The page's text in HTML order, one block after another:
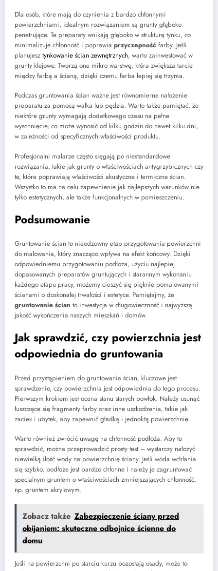
Dla osób, które mają do czynienia z bardzo chłonnymi
powierzchniami, idealnym rozwiązaniem są grunty głęboko
penetrujące. Te preparaty wnikają głęboko w strukturę tynku, co
minimalizuje chłonność i poprawia przyczepność farby. Jeśli
planujesz tynkowanie ścian zewnętrznych, warto zainwestować w
grunty klejowe. Tworzą one mikro warstwę, która zwiększa tarcie
między farbą a ścianą, dzięki czemu farba lepiej się trzyma.
Podczas gruntowania ścian ważne jest równomierne nałożenie
preparatu za pomocą wałka lub pędzla. Warto także pamiętać, że
niektóre grunty wymagają dodatkowego czasu na pełne
wyschnięcie, co może wynosić od kilku godzin do nawet kilku dni,
w zależności od specyficznych właściwości produktu.
Profesjonalni malarze często sięgają po niestandardowe
rozwiązania, takie jak grunty o właściwościach antygrzybicznych czy
te, które poprawiają właściwości akustyczne i termiczne ścian.
Wszystko to ma na celu zapewnienie jak najlepszych warunków nie
tylko estetycznych, ale także funkcjonalnych w pomieszczeniu.
Podsumowanie
Gruntowanie ścian to nieodzowny etap przygotowania powierzchni
do malowania, który znacząco wpływa na efekt końcowy. Dzięki
odpowiedniemu przygotowaniu podłoża, użyciu najlepiej
dopasowanych preparatów gruntujących i starannym wykonaniu
każdego etapu pracy, możemy cieszyć się pięknie pomalowanymi
ścianami o doskonałej trwałości i estetyce. Pamiętajmy, że
gruntowanie ścian to inwestycja w długowieczność i najwyższą
jakość wykończenia naszych mieszkań i domów.
Jak sprawdzić, czy powierzchnia jest
odpowiednia do gruntowania
Przed przystąpieniem do gruntowania ścian, kluczowe jest
sprawdzenie, czy powierzchnia jest odpowiednia do tego procesu.
Pierwszym krokiem jest ocena stanu starych powłok. Należy usunąć
łuszczące się fragmenty farby oraz inne uszkodzenia, takie jak
zaciek i ubytek, aby zapewnić gładką i jednolitą powierzchnię.
Warto również zwrócić uwagę na chłonność podłoża. Aby to
sprawdzić, można przeprowadzić prosty test – wystarczy nałożyć
niewielką ilość wody na powierzchnię ściany. Jeśli woda wchłania
się szybko, podłoże jest bardzo chłonne i należy je zagruntować
specjalnym gruntem o właściwościach zmniejszających chłonność,
np. gruntem akrylowym.
Zobacz także Zabezpieczenie ściany przed
obijaniem: skuteczne odbojnice ścienne do
domu
Jeśli na powierzchni po starciu kurzu pozostają osady, może to